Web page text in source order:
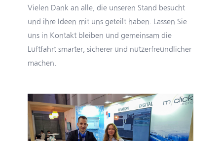
Vielen Dank an alle, die unseren Stand besucht
und ihre Ideen mit uns geteilt haben. Lassen Sie
uns in Kontakt bleiben und gemeinsam die
Luftfahrt smarter, sicherer und nutzerfreundlicher
machen.